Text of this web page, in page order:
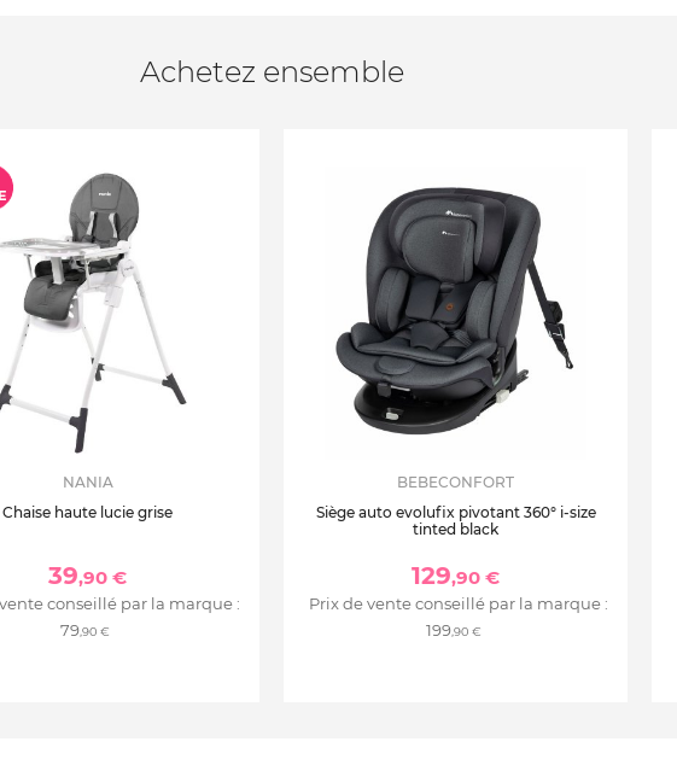
Achetez ensemble
NANIA
Chaise haute lucie grise
39,90 €
conseillé par la marque :
79,90 €
BEBECONFORT
Siège auto evolufix pivotant 360° i-size
tinted black
129,90 €
Prix de vente conseillé par la marque :
199,90 €